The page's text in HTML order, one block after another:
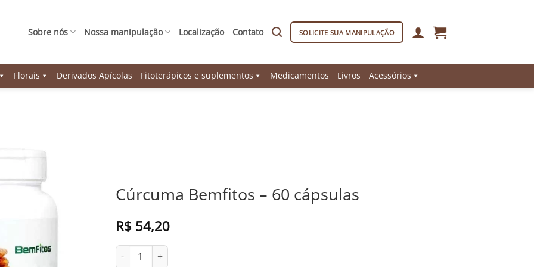
Sobre nós Nossa manipulação Localização Contato SOLICITE SUA MANIPULAÇÃO
Florais Derivados Apícolas Fitoterápicos e suplementos Medicamentos Livros Acessórios
Cúrcuma Bemfitos – 60 cápsulas
R$ 54,20
Cúrcuma Bemfitos - 60 cápsulas quantidade